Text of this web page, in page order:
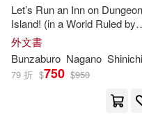
Masa (EDT)/
Masahiro (EDT)/
Let’s Run an Inn on Dungeon
Island! (in a World Ruled by
Women) (Omnibus) Vol. 1-2
外文書
Bunzaburo Nagano Shinichi
79 折 $750 $950